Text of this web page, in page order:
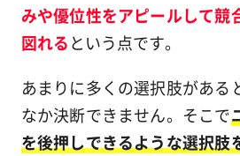
みや優位性をアピールして競
図れるという点です。
あまりに多くの選択肢がある
なか決断できません。そこで
を後押しできるような選択肢